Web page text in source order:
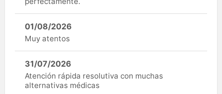
01/08/2026
Muy atentos
31/07/2026
Atención rápida resolutiva con muchas
alternativas médicas